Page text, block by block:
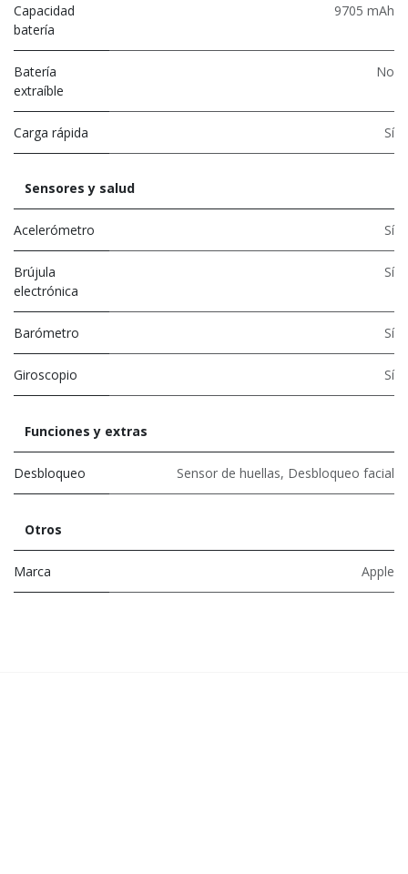
Capacidad
batería
9705 mAh
Batería
extraíble
No
Carga rápida Sí
Sensores y salud
Acelerómetro Sí
Brújula
electrónica
Sí
Barómetro Sí
Giroscopio Sí
Funciones y extras
Desbloqueo Sensor de huellas, Desbloqueo facial
Otros
Marca Apple